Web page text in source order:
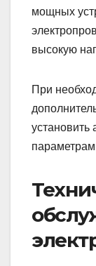
мощных
высокую
При